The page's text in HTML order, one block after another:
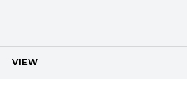
VIEW